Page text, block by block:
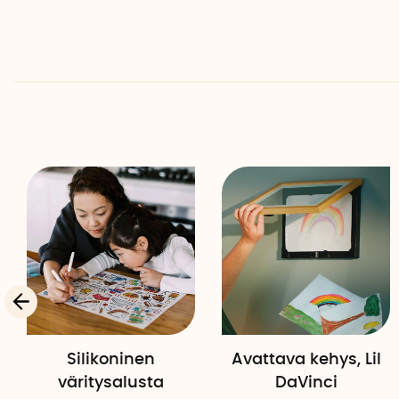
Silikoninen
väritysalusta
Avattava kehys, Lil
DaVinci